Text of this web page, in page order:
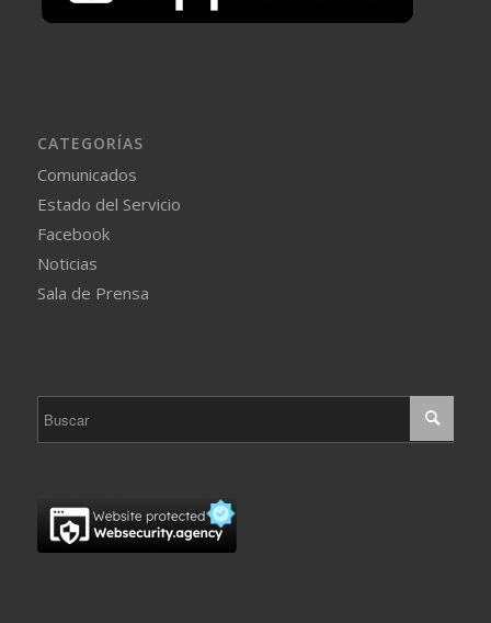
CATEGORÍAS
Comunicados
Estado del Servicio
Facebook
Noticias
Sala de Prensa